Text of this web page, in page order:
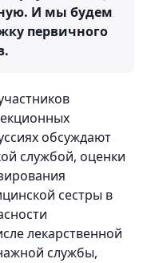
И мы будем
первичного
обсуждают
службой, оценки
сестры в
лекарственной
службы,